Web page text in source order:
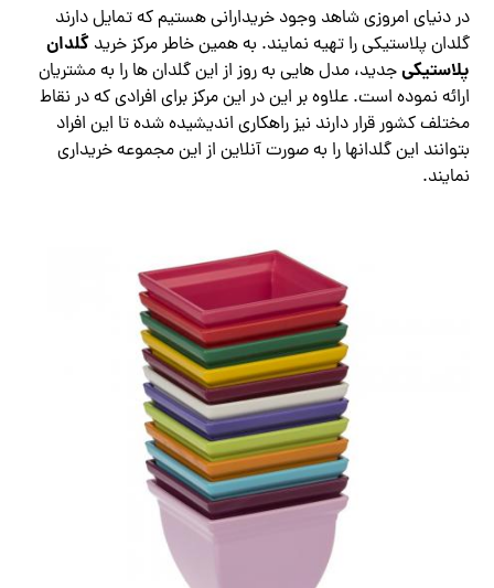
در دنیای امروزی شاهد وجود خریدارانی هستیم که تمایل دارند
گلدان ‌پلاستیکی را تهیه نمایند. به همین خاطر مرکز خریدگلدان
پلاستیکیجدید، مدل هایی به روز از این گلدان ها را به مشتریان
ارائه نموده است. علاوه بر این در این مرکز برای افرادی که در نقاط
مختلف کشور قرار دارند نیز راهکاری اندیشیده شده تا این افراد
بتوانند این گلدانها را به صورت آنلاین از این مجموعه خریداری
نمایند.